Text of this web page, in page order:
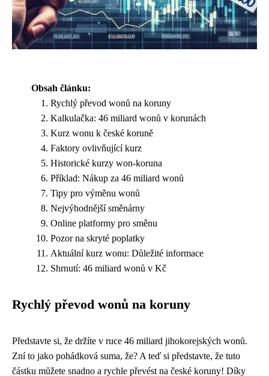
Obsah článku:
Rychlý převod wonů na koruny
Kalkulačka: 46 miliard wonů v korunách
Kurz wonu k české koruně
Faktory ovlivňující kurz
Historické kurzy won-koruna
Příklad: Nákup za 46 miliard wonů
Tipy pro výměnu wonů
Nejvýhodnější směnárny
Online platformy pro směnu
Pozor na skryté poplatky
Aktuální kurz wonu: Důležité informace
Shrnutí: 46 miliard wonů v Kč
Rychlý převod wonů na koruny
Představte si, že držíte v ruce 46 miliard jihokorejských wonů.
Zní to jako pohádková suma, že? A teď si představte, že tuto
částku můžete snadno a rychle převést na české koruny! Díky